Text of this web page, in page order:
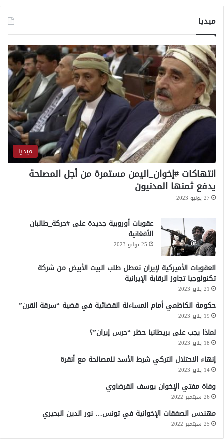
م
ت
م
ل
ة
ت
د
ع
م
ه
ا
ل
ر
ا
ا
ت
ميديا
ميديا
انتهاكات #إخوان_اليمن مستمرة من أجل المصلحة
يدفع ثمنها المدنيون
27 يوليو 2023
عقوبات أوروبية جديدة على #حركة_طالبان
الأفغانية
25 يوليو 2023
العقوبات الأميركية لإيران تعطل طلب البيت الأبيض من شركة
تكنولوجيا تجاوز الرقابة الإيرانية
21 يناير 2023
حكومة الكاظمي أمام المساءلة القضائية في قضية “سرقة القرن”
19 يناير 2023
لماذا يجب على بريطانيا حظر “حرس إيران”؟
18 يناير 2023
إنهاء الاحتلال التركي شرط الأسد للمصالحة مع أنقرة
14 يناير 2023
وفاة مفتي الإخوان يوسف القرضاوي
26 سبتمبر 2022
مهندس الصفقات الإخوانية في تونس… نور الدين البحيري
25 سبتمبر 2022